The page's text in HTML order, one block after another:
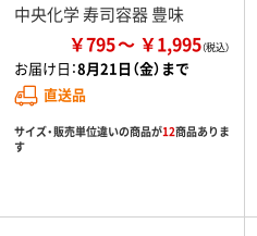
中央化学 寿司容器 豊味
￥795 ￥1,995
お届け日：8月21日（金）まで
直送品
サイズ・販売単位違いの商品が12商品ありま
す